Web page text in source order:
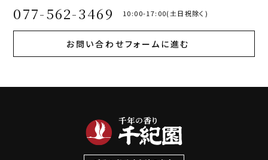
077-562-3469 10:00-17:00(土日祝除く)
お問い合わせフォームに進む